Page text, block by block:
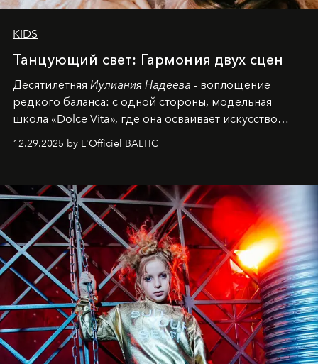
KIDS
Танцующий свет: Гармония двух сцен
Десятилетняя Иулиания Надеева - воплощение
редкого баланса: с одной стороны, модельная
школа «Dolce Vita», где она осваивает искусство
позы и образа, с другой - подготовительная
балетная студия при хореографическом училище,
танцевального пути за плечами.
12.29.2025 by L'Officiel BALTIC